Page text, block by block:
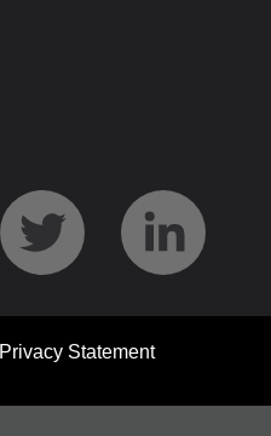
Privacy Statement